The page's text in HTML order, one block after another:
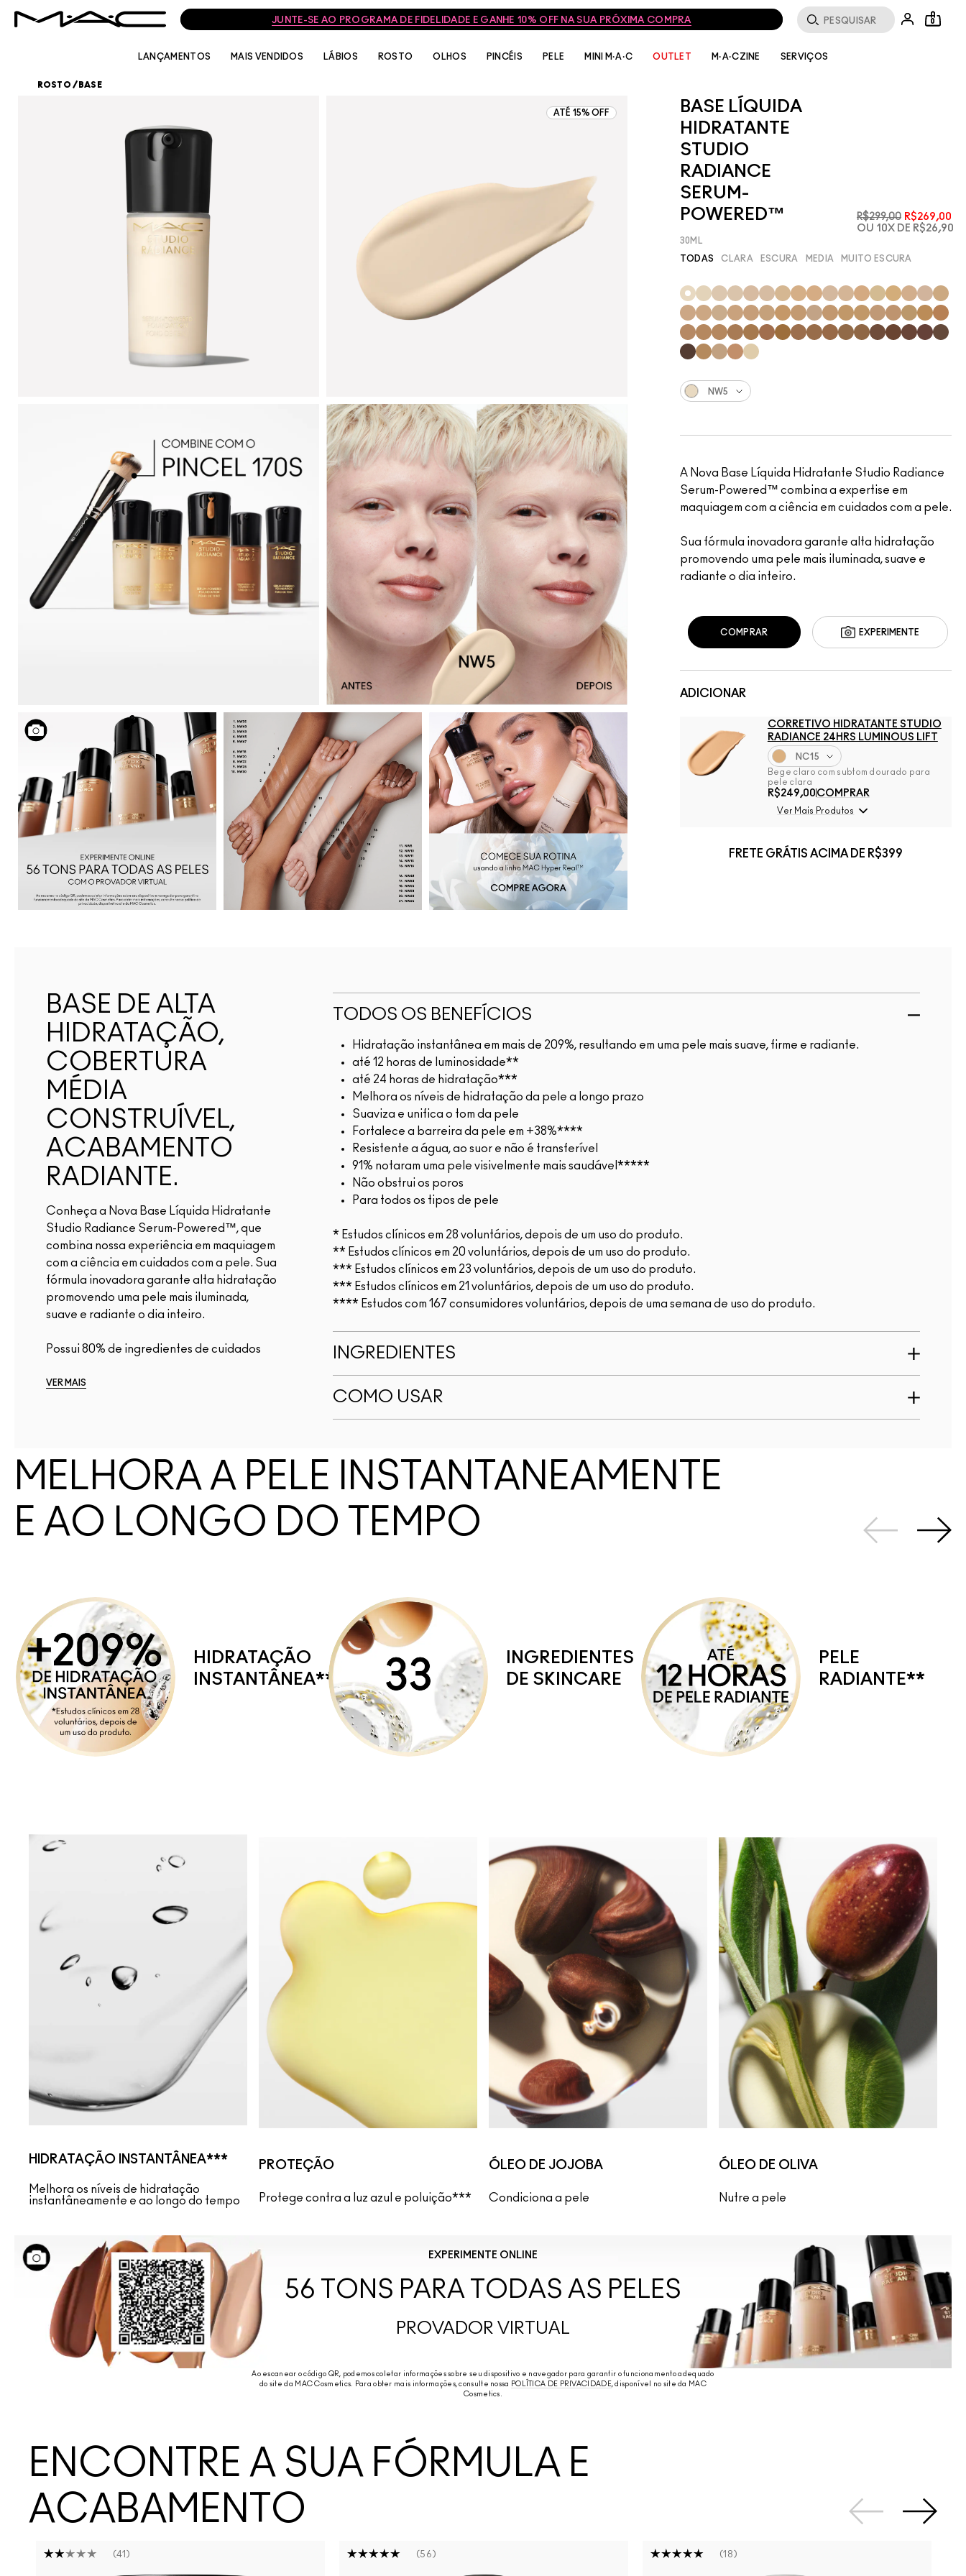
JUNTE-SE AO PROGRAMA DE FIDELIDADE E GANHE 10% OFF NA SUA PRÓXIMA COMPRA 0
LANÇAMENTOS MAIS VENDIDOS LÁBIOS ROSTO OLHOS PINCÉIS PELE MINI M·A·C OUTLET M·A·CZINE SERVIÇOS
ROSTO / BASE
ATÉ 15% OFF
BASE LÍQUIDA
HIDRATANTE
STUDIO
RADIANCE
SERUM-
POWERED™
R$299,00 R$269,00
OU 10X DE R$26,90
30ML
A Nova Base Líquida Hidratante Studio Radiance
Serum-Powered™ combina a expertise em
maquiagem com a ciência em cuidados com a pele.
Sua fórmula inovadora garante alta hidratação
promovendo uma pele mais iluminada, suave e
radiante o dia inteiro.
TODAS CLARA ESCURA MEDIA MUITO ESCURA
NW5
ADICIONAR
CORRETIVO HIDRATANTE STUDIO
RADIANCE 24HRS LUMINOUS LIFT
NC15
Bege claro com subtom dourado para
pele clara
R$249,00 COMPRAR
Ver Mais Produtos
EXPERIMENTE
COMPRAR
FRETE GRÁTIS ACIMA DE R$399
BASE DE ALTA
HIDRATAÇÃO,
COBERTURA
MÉDIA
CONSTRUÍVEL,
ACABAMENTO
RADIANTE.
Conheça a Nova Base Líquida Hidratante
Studio Radiance Serum-Powered™, que
combina nossa experiência em maquiagem
com a ciência em cuidados com a pele. Sua
fórmula inovadora garante alta hidratação
promovendo uma pele mais iluminada,
suave e radiante o dia inteiro.
Possui 80% de ingredientes de cuidados
VER MAIS
TODOS OS BENEFÍCIOS
Hidratação instantânea em mais de 209%, resultando em uma pele mais suave, firme e radiante.
até 12 horas de luminosidade**
até 24 horas de hidratação***
Melhora os níveis de hidratação da pele a longo prazo
Suaviza e unifica o tom da pele
Fortalece a barreira da pele em +38%****
Resistente a água, ao suor e não é transferível
91% notaram uma pele visivelmente mais saudável*****
Não obstrui os poros
Para todos os tipos de pele
* Estudos clínicos em 28 voluntários, depois de um uso do produto.
** Estudos clínicos em 20 voluntários, depois de um uso do produto.
*** Estudos clínicos em 23 voluntários, depois de um uso do produto.
*** Estudos clínicos em 21 voluntários, depois de um uso do produto.
**** Estudos com 167 consumidores voluntários, depois de uma semana de uso do produto.
INGREDIENTES
COMO USAR
MELHORA A PELE INSTANTANEAMENTE
E AO LONGO DO TEMPO
HIDRATAÇÃO
INSTANTÂNEA**
INGREDIENTES
DE SKINCARE
PELE
RADIANTE**
HIDRATAÇÃO INSTANTÂNEA***
Melhora os níveis de hidratação
instantâneamente e ao longo do tempo
PROTEÇÃO
Protege contra a luz azul e poluição***
ÓLEO DE JOJOBA
Condiciona a pele
ÓLEO DE OLIVA
Nutre a pele
EXPERIMENTE ONLINE
56 TONS PARA TODAS AS PELES
PROVADOR VIRTUAL
Ao escanear o código QR, podemos coletar informações sobre seu dispositivo e navegador para garantir o funcionamento adequado
do site da MAC Cosmetics. Para obter mais informações, consulte nossa POLÍTICA DE PRIVACIDADE, disponível no site da MAC
Cosmetics.
ENCONTRE A SUA FÓRMULA E
ACABAMENTO
41 56 18